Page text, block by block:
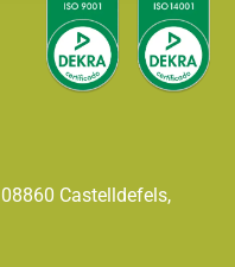
Castelldefels,